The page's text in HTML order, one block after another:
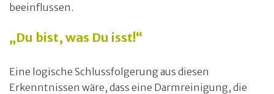
beeinflussen.
„Du bist, was Du isst!“
Eine logische Schlussfolgerung aus diesen
Erkenntnissen wäre, dass eine Darmreinigung, die